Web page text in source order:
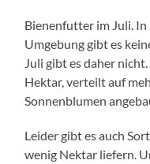
Bienenfutter im Juli. In
Umgebung gibt es
Juli gibt es daher
Hektar, verteilt auf
Sonnenblumen
Leider gibt es auch
wenig Nektar liefern.